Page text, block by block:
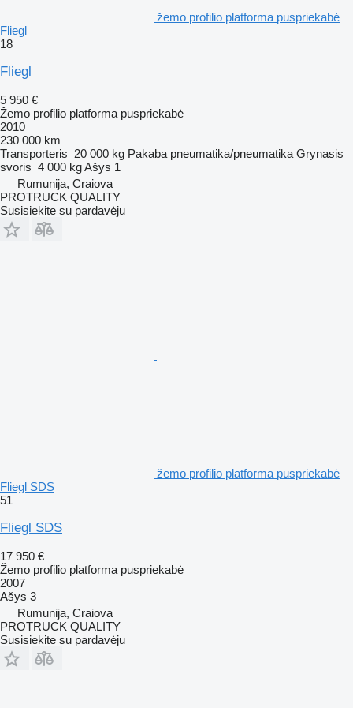
žemo profilio platforma puspriekabė
Fliegl
18
Fliegl
5 950 €
Žemo profilio platforma puspriekabė
2010
230 000 km
Transporteris 20 000 kg Pakaba pneumatika/pneumatika Grynasis
svoris 4 000 kgAšys 1
Rumunija, Craiova
PROTRUCK QUALITY
Susisiekite su pardavėju
žemo profilio platforma puspriekabė
Fliegl SDS
51
Fliegl SDS
17 950 €
Žemo profilio platforma puspriekabė
2007
Ašys 3
Rumunija, Craiova
PROTRUCK QUALITY
Susisiekite su pardavėju